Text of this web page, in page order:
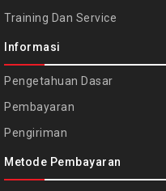
Training Dan Service
Informasi
Pengetahuan Dasar
Pembayaran
Pengiriman
Metode Pembayaran